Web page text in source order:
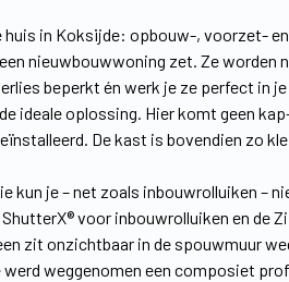
huis in Koksijde: opbouw-, voorzet-
nieuwbouwwoning zet. Ze worden
beperkt én werk je ze perfect in
ideale oplossing. Hier komt geen
De kast is bovendien zo
kun je – net zoals inbouwrolluiken –
voor inbouwrolluiken en de
zit onzichtbaar in de spouwmuur
weggenomen een composiet